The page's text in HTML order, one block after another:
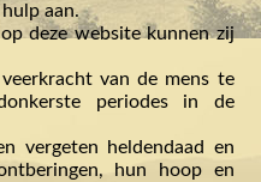
aan.
deze website kunnen zij
van de mens te
periodes in de
vergeten heldendaad en
hun hoop en